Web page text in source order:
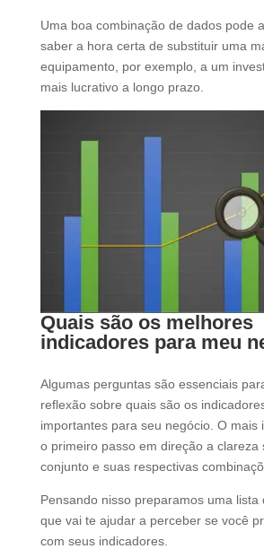
Uma boa combinação de dados pode
saber a hora certa de substituir uma
equipamento, por exemplo, a um
mais lucrativo a longo prazo.
Quais são os melhores
indicadores para meu
Algumas perguntas são essenciais
reflexão sobre quais são os
importantes para seu negócio. O mais
o primeiro passo em direção a clareza
conjunto e suas respectivas
Pensando nisso preparamos uma lista
que vai te ajudar a perceber se você
com seus indicadores.